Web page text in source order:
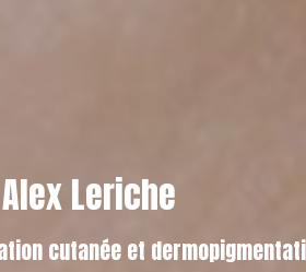
Leriche
cutanée et